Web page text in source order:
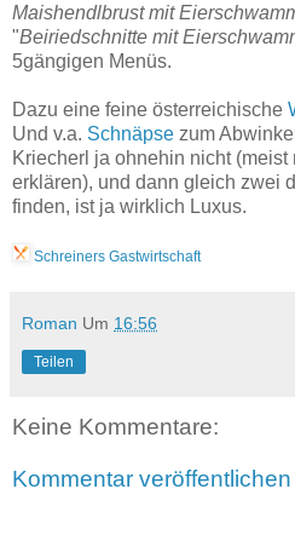
Maishendlbrust mit
"Beiriedschnitte mit
5gängigen Menüs.
Dazu eine feine österreichische
Und v.a. Schnäpse zum
Kriecherl ja ohnehin nicht (meist
erklären), und dann gleich zwei
finden, ist ja wirklich Luxus.
Schreiners Gastwirtschaft
Roman Um 16:56
Teilen
Keine Kommentare:
Kommentar veröffentlichen